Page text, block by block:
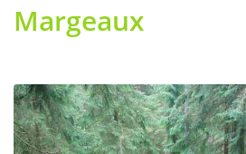
Margeaux